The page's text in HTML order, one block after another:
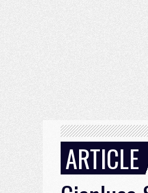
ARTICLE